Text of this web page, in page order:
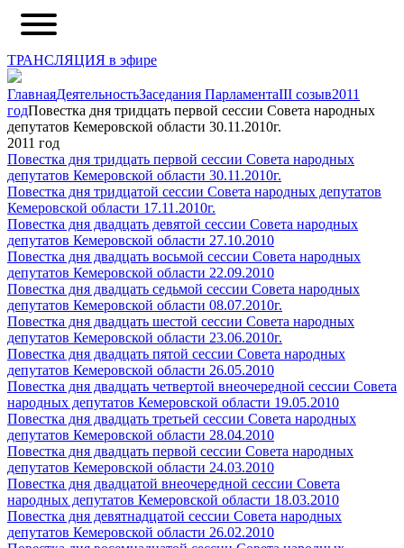
ТРАНСЛЯЦИЯ в эфире
ГлавнаяДеятельностьЗаседания ПарламентаIII созыв2011
годПовестка дня тридцать первой сессии Совета народных
депутатов Кемеровской области 30.11.2010г.
2011 год
Повестка дня тридцать первой сессии Совета народных
депутатов Кемеровской области 30.11.2010г.
Повестка дня тридцатой сессии Совета народных депутатов
Кемеровской области 17.11.2010г.
Повестка дня двадцать девятой сессии Совета народных
депутатов Кемеровской области 27.10.2010
Повестка дня двадцать восьмой сессии Совета народных
депутатов Кемеровской области 22.09.2010
Повестка дня двадцать седьмой сессии Совета народных
депутатов Кемеровской области 08.07.2010г.
Повестка дня двадцать шестой сессии Совета народных
депутатов Кемеровской области 23.06.2010г.
Повестка дня двадцать пятой сессии Совета народных
депутатов Кемеровской области 26.05.2010
Повестка дня двадцать четвертой внеочередной сессии Совета
народных депутатов Кемеровской области 19.05.2010
Повестка дня двадцать третьей сессии Совета народных
депутатов Кемеровской области 28.04.2010
Повестка дня двадцать первой сессии Совета народных
депутатов Кемеровской области 24.03.2010
Повестка дня двадцатой внеочередной сессии Совета
народных депутатов Кемеровской области 18.03.2010
Повестка дня девятнадцатой сессии Совета народных
депутатов Кемеровской области 26.02.2010